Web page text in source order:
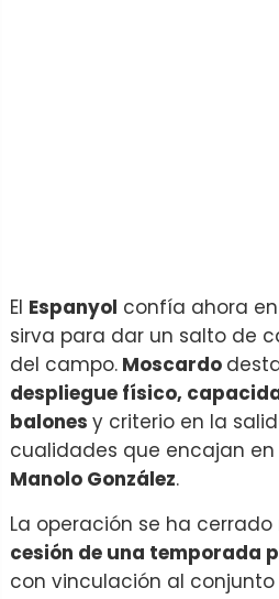
El Espanyol confía ahora
sirva para dar un salto de
del campo. Moscardo
despliegue físico,
balones y criterio en la
cualidades que encajan
Manolo González.
La operación se ha
cesión de una temporada
con vinculación al